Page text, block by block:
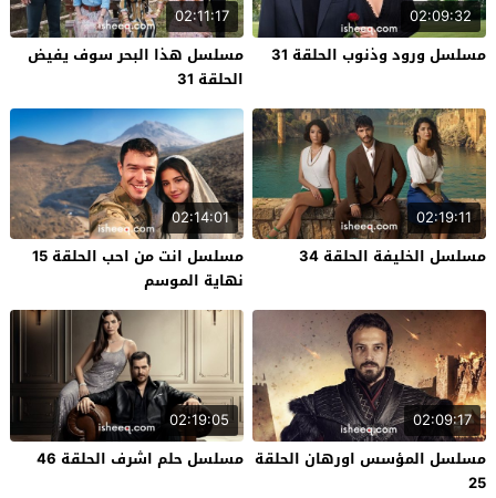
02:09:32
مسلسل ورود وذنوب الحلقة 31
02:11:17
مسلسل هذا البحر سوف يفيض
الحلقة 31
02:19:11
مسلسل الخليفة الحلقة 34
02:14:01
مسلسل انت من احب الحلقة 15
نهاية الموسم
02:09:17
مسلسل المؤسس اورهان الحلقة
25
02:19:05
مسلسل حلم اشرف الحلقة 46